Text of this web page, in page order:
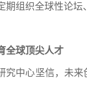
期组织全球性论坛
全球顶尖人才
究中心坚信，未